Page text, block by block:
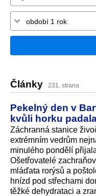
Články 231. strana
Pekelný den v
kvůli horku
Záchranná stanice
extrémním vedrům
minulého pondělí
Ošetřovatelé
mláďata rorýsů a
hnízd pod střechami
těžké dehydrataci a